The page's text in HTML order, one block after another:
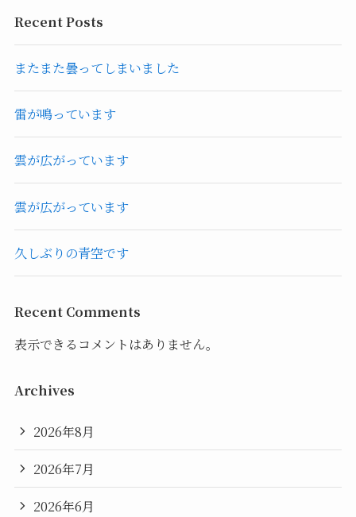
Recent Posts
またまた曇ってしまいました
雷が鳴っています
雲が広がっています
雲が広がっています
久しぶりの青空です
Recent Comments
表示できるコメントはありません。
Archives
2026年8月
2026年7月
2026年6月